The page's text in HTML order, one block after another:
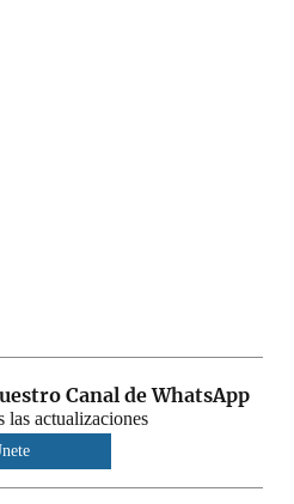
Canal de WhatsApp
las actualizaciones